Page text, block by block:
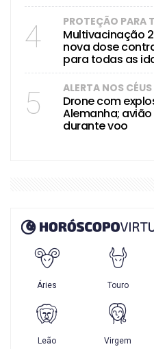
4 PROTEÇÃO PARA
Multivacinação
nova dose
para todas as
5 ALERTA NOS CÉUS
Drone com
Alemanha;
durante voo